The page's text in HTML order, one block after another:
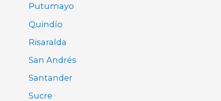
Putumayo
Quindío
Risaralda
San Andrés
Santander
Sucre